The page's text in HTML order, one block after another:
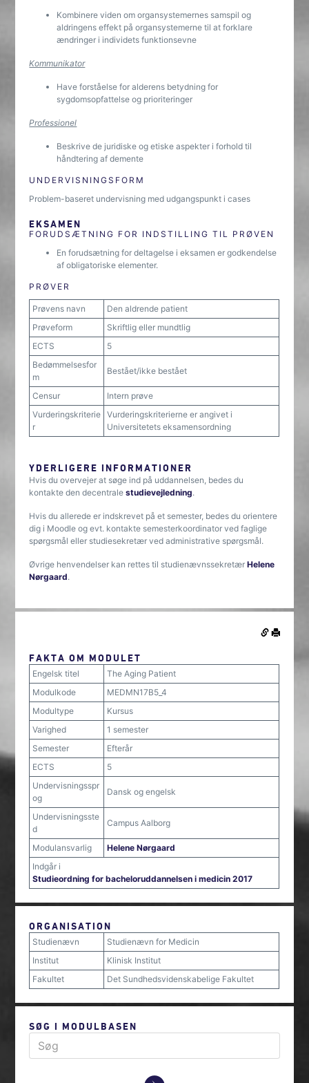
Kombinere viden om organsystemernes samspil og
aldringens effekt på organsystemerne til at forklare
ændringer i individets funktionsevne
Kommunikator
Have forståelse for alderens betydning for
sygdomsopfattelse og prioriteringer
Professionel
Beskrive de juridiske og etiske aspekter i forhold til
håndtering af demente
UNDERVISNINGSFORM
Problem-baseret undervisning med udgangspunkt i cases
EKSAMEN
FORUDSÆTNING FOR INDSTILLING TIL PRØVEN
En forudsætning for deltagelse i eksamen er godkendelse
af obligatoriske elementer.
PRØVER
Prøvens navn
Den aldrende patient
Prøveform
Skriftlig eller mundtlig
ECTS
5
Bedømmelsesfor
m
Bestået/ikke bestået
Censur
Intern prøve
Vurderingskriterie
r
Vurderingskriterierne er angivet i
Universitetets eksamensordning
YDERLIGERE INFORMATIONER
Hvis du overvejer at søge ind på uddannelsen, bedes du
kontakte den decentralestudievejledning.
Hvis du allerede er indskrevet på et semester, bedes du orientere
dig i Moodle og evt. kontakte semesterkoordinator ved faglige
spørgsmål eller studiesekretær ved administrative spørgsmål.
Øvrige henvendelser kan rettes til studienævnssekretærHelene
Nørgaard.
FAKTA OM MODULET
Engelsk titel
The Aging Patient
Modulkode
MEDMN17B5_4
Modultype
Kursus
Varighed
1 semester
Semester
Efterår
ECTS
5
Undervisningsspr
og
Dansk og engelsk
Undervisningsste
d
Campus Aalborg
Modulansvarlig
Helene Nørgaard
Indgår i
Studieordning for bacheloruddannelsen i medicin 2017
ORGANISATION
Studienævn
Studienævn for Medicin
Institut
Klinisk Institut
Fakultet
Det Sundhedsvidenskabelige Fakultet
SØG I MODULBASEN